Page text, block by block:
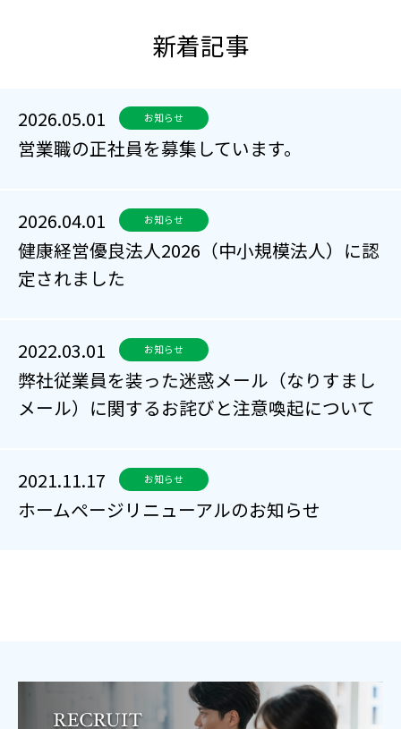
新着記事
2026.05.01 お知らせ
営業職の正社員を募集しています。
2026.04.01 お知らせ
健康経営優良法人2026（中小規模法人）に認
定されました
2022.03.01 お知らせ
弊社従業員を装った迷惑メール（なりすまし
メール）に関するお詫びと注意喚起について
2021.11.17 お知らせ
ホームページリニューアルのお知らせ